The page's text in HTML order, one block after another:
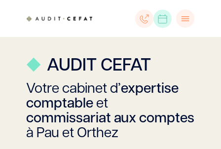
AUDIT CEFAT
Votre cabinet d’expertise
comptable et
commissariat aux comptes
à Pau et Orthez